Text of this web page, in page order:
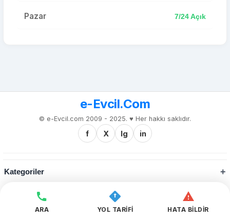
Pazar 7/24 Açık
ARA YOL TARİFİ HATA BİLDİR
e-Evcil.Com
© e-Evcil.com 2009 - 2025. ♥️ Her hakkı saklıdır.
f X Ig in
Kategoriler
Kurumsal